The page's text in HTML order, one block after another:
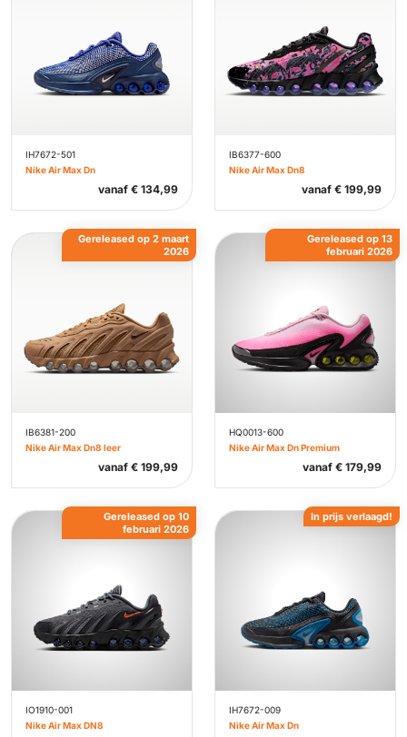
IH7672-501
Nike Air Max Dn
vanaf € 134,99
IB6377-600
Nike Air Max Dn8
vanaf € 199,99
IB6381-200
Nike Air Max Dn8 leer
vanaf € 199,99
Gereleased op 2 maart
2026
HQ0013-600
Nike Air Max Dn Premium
vanaf € 179,99
Gereleased op 13
februari 2026
IO1910-001
Nike Air Max DN8
Gereleased op 10
februari 2026
IH7672-009
Nike Air Max Dn
In prijs verlaagd!